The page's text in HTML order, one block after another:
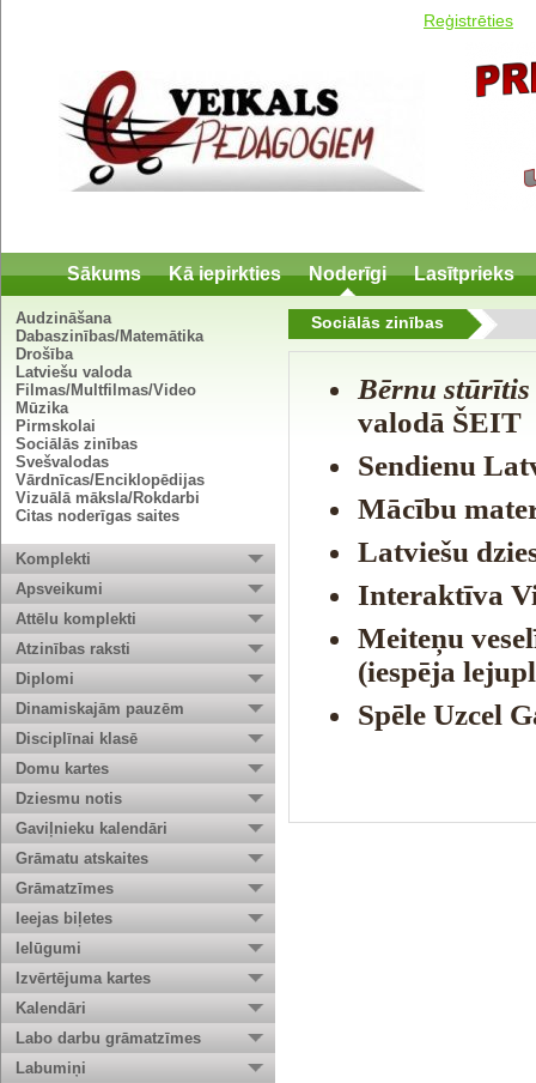
Reģistrēties
Sākums Kā iepirkties Noderīgi Lasītprieks
Audzināšana
Dabaszinības/Matemātika
Drošība
Latviešu valoda
Filmas/Multfilmas/Video
Mūzika
Pirmskolai
Sociālās zinības
Svešvalodas
Vārdnīcas/Enciklopēdijas
Vizuālā māksla/Rokdarbi
Citas noderīgas saites
Komplekti
Apsveikumi
Attēlu komplekti
Atzinības raksti
Diplomi
Dinamiskajām pauzēm
Disciplīnai klasē
Domu kartes
Dziesmu notis
Gaviļnieku kalendāri
Grāmatu atskaites
Grāmatzīmes
Ieejas biļetes
Ielūgumi
Izvērtējuma kartes
Kalendāri
Labo darbu grāmatzīmes
Labumiņi
Sociālās zinības
Bērnu stūrītis
valodā ŠEIT
Sendienu
Mācību
Latviešu
Interaktīva
Meiteņu
(iespēja
Spēle Uzcel